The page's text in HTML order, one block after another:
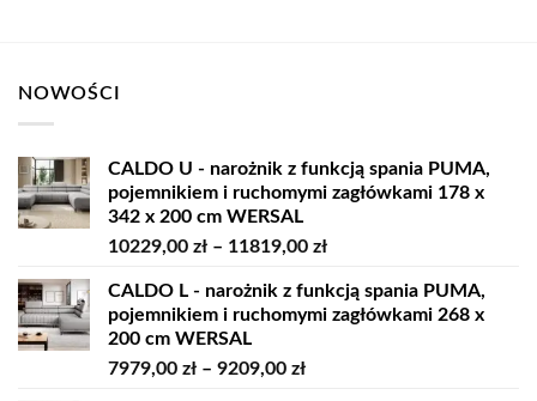
NOWOŚCI
CALDO U - narożnik z funkcją spania PUMA,
pojemnikiem i ruchomymi zagłówkami 178 x
342 x 200 cm WERSAL
10229,00 zł – 11819,00 złZakres
od
10229,00 zł
CALDO L - narożnik z funkcją spania PUMA,
pojemnikiem i ruchomymi zagłówkami 268 x
200 cm WERSAL
7979,00 zł – 9209,00 złZakres